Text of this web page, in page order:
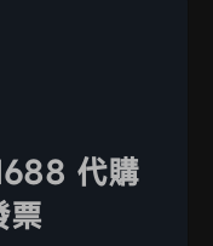
代購
票